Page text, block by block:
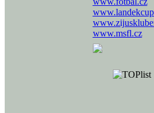
www.msfl.cz